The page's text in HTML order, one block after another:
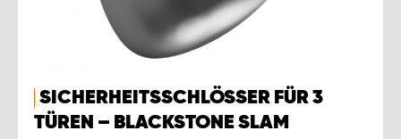
SICHERHEITSSCHLÖSSER FÜR 3
TÜREN – BLACKSTONE SLAM